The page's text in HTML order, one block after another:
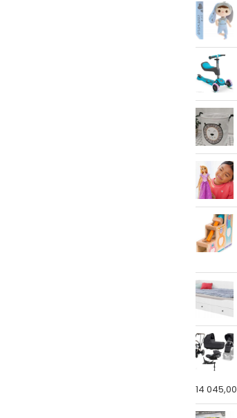
14 045,00